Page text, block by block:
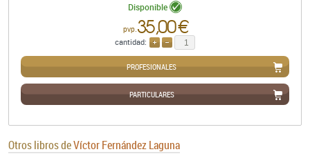
Disponible
pvp. 35,00 €
cantidad:
PROFESIONALES
PARTICULARES
Otros libros deVíctor Fernández Laguna